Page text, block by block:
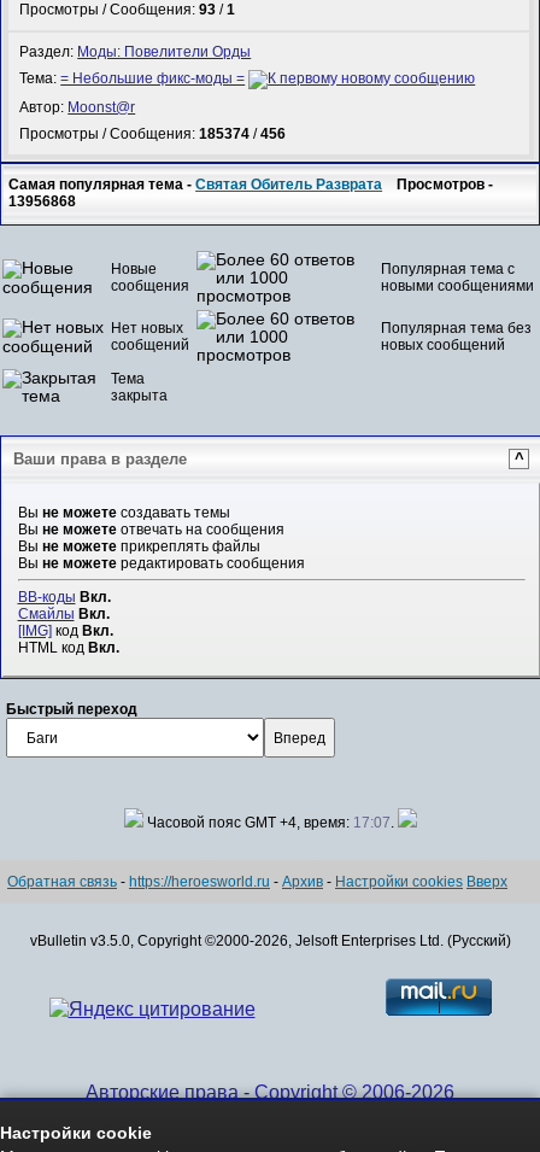
Просмотры / Сообщения:93 /1
Раздел: Моды: Повелители Орды
Тема:= Небольшие фикс-моды =
Автор: Mооnst@r
Просмотры / Сообщения:185374 /456
Самая популярная тема -Святая Обитель Разврата Просмотров -
13956868
Новые
сообщения
Популярная тема с
новыми сообщениями
Нет новых
сообщений
Популярная тема без
новых сообщений
Тема
закрыта
Ваши права в разделе ^
Вы не можетесоздавать темы
Вы не можетеотвечать на сообщения
Вы не можетеприкреплять файлы
Вы не можетередактировать сообщения
BB-коды Вкл.
Смайлы Вкл.
[IMG]код Вкл.
HTML код Вкл.
Быстрый переход
Часовой пояс GMT +4, время: 17:07.
Обратная связь - https://heroesworld.ru - Архив - Настройки cookies Вверх
vBulletin v3.5.0, Copyright ©2000-2026, Jelsoft Enterprises Ltd. (Русский)
Авторские права - Copyright © 2006-2026
Настройки cookie